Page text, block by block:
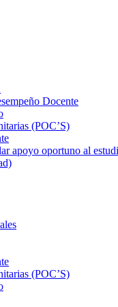
Docente
(POC’S)
apoyo oportuno al
(POC’S)